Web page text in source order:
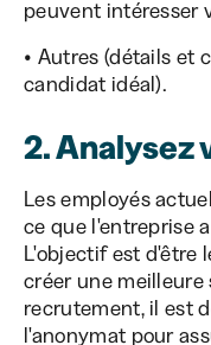
peuvent intéresser
• Autres (détails et
candidat idéal).
2. Analysez
Les employés
ce que l'entreprise
L'objectif est d'être
créer une
recrutement, il est
l'anonymat pour